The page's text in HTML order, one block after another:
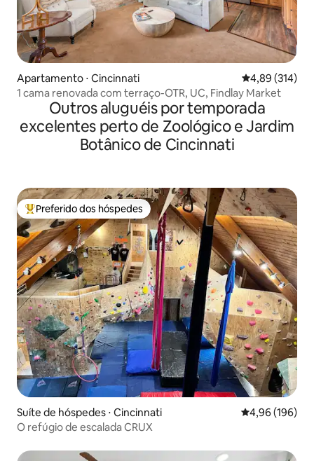
Apartamento ⋅ Cincinnati 4,89 de uma
4,89 (314)
1 cama renovada com terraço-OTR, UC, Findlay Market
Outros aluguéis por temporada
excelentes perto de Zoológico e Jardim
Botânico de Cincinnati
Entre os melhores preferidos dos hóspedes
Preferido dos hóspedes
Suíte de hóspedes ⋅ Cincinnati 4,96 de uma
4,96 (196)
O refúgio de escalada CRUX